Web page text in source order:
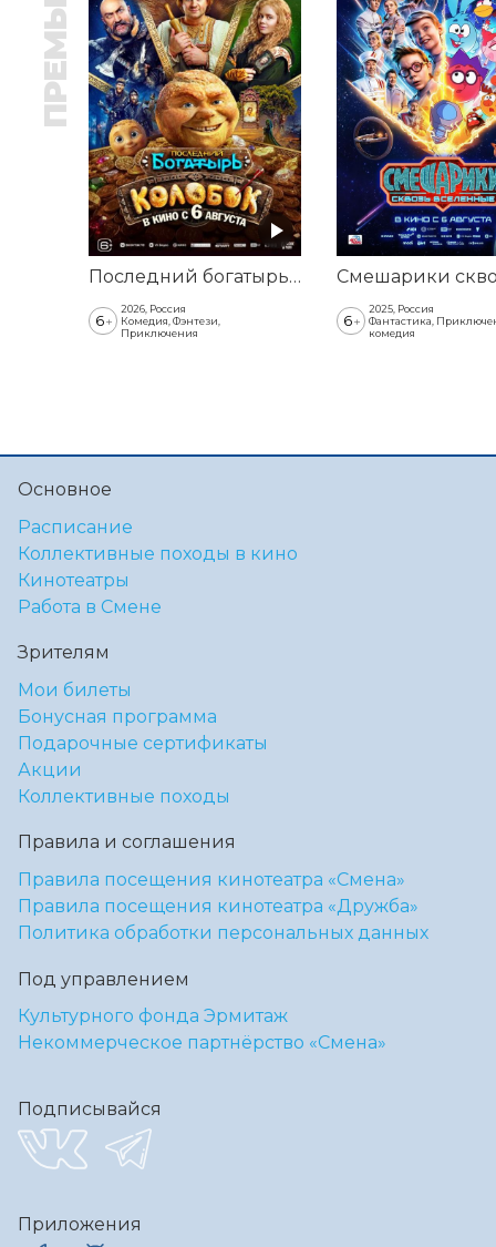
Последний богатырь. Колобок
6+
2026, Россия
Комедия, Фэнтези,
Приключения
6+
2025, Россия
Фантастика,
комедия
Основное
Расписание
Коллективные походы в кино
Кинотеатры
Работа в Смене
Зрителям
Мои билеты
Бонусная программа
Подарочные сертификаты
Акции
Коллективные походы
Правила и соглашения
Правила посещения кинотеатра «Смена»
Правила посещения кинотеатра «Дружба»
Политика обработки персональных данных
Под управлением
Культурного фонда Эрмитаж
Некоммерческое партнёрство «Смена»
Подписывайся
Приложения